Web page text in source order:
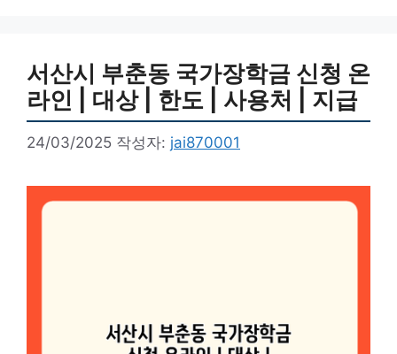
서산시 부춘동 국가장학금 신청 온
라인 | 대상 | 한도 | 사용처 | 지급
24/03/2025 작성자: jai870001